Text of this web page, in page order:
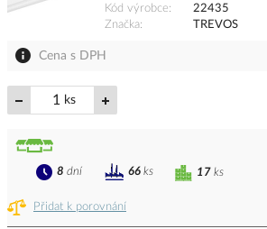
Kód výrobce
22435
Značka
TREVOS
Cena s DPH
ks
Přidat k porovnání
17 ks
8 dní 66 ks